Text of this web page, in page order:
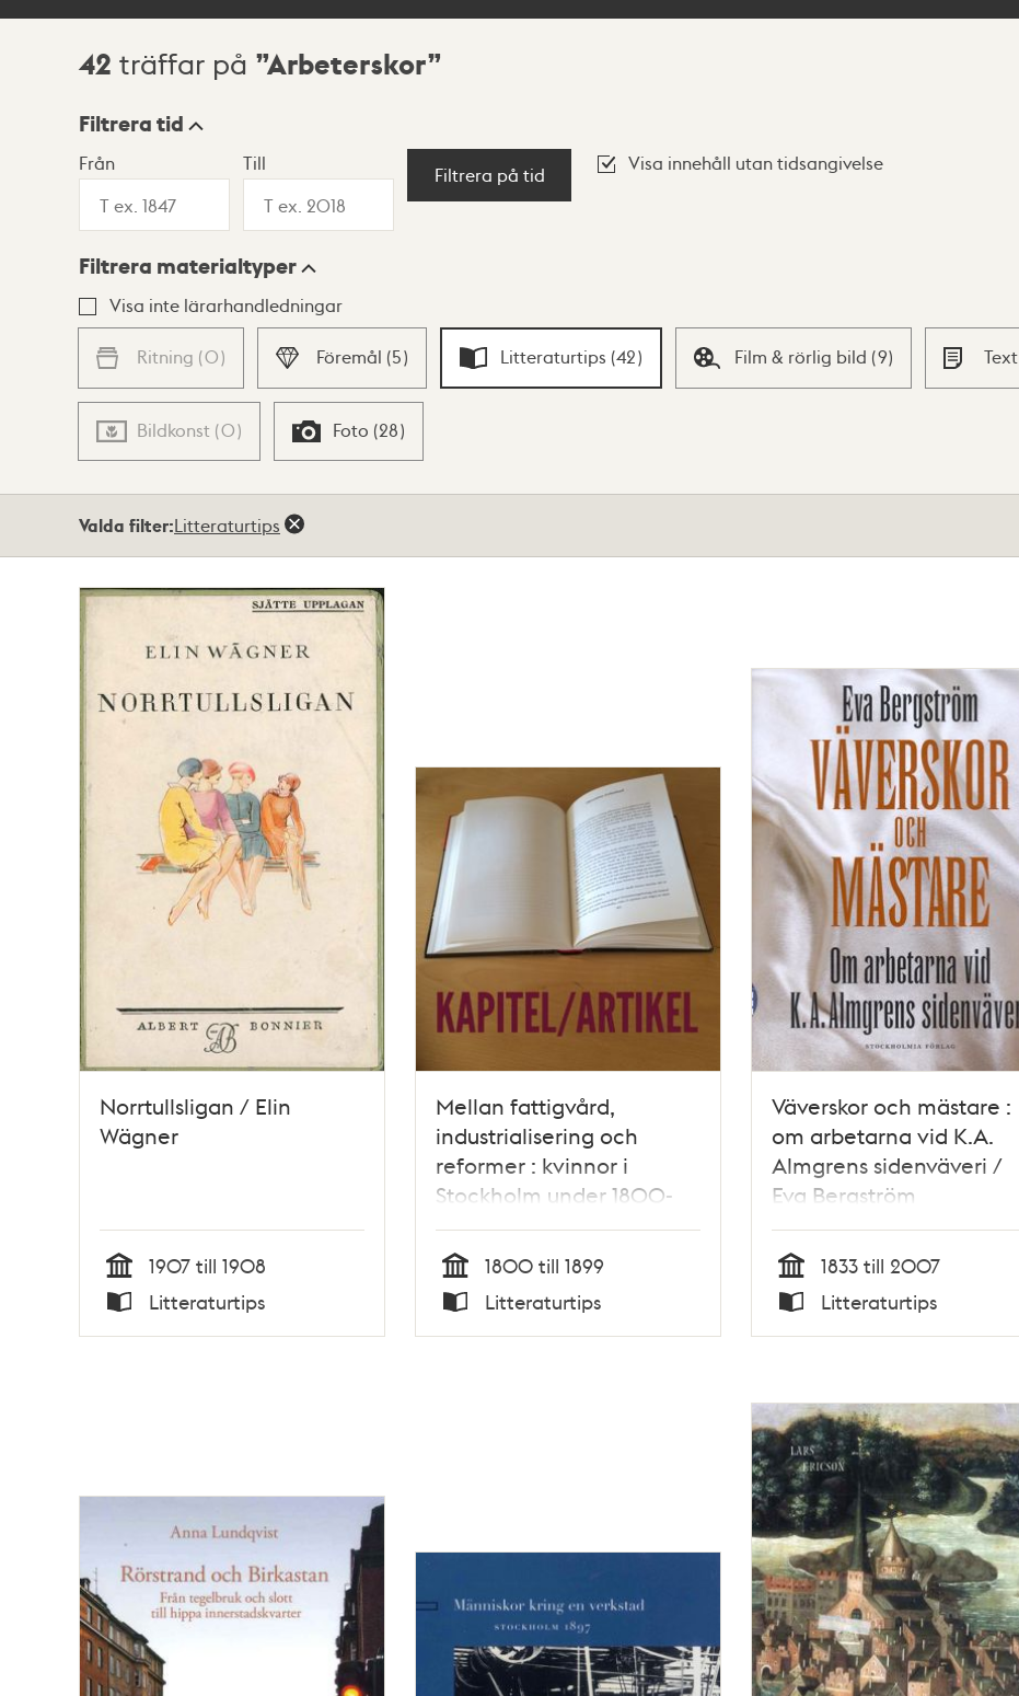
Sökresultat
42 träffar på Arbeterskor
Visningsläge
Lista Karta
Filtrera tid
Från Till
Filtrera på tid
Visa innehåll utan tidsangivelse
Filtrera materialtyper
Visa inte lärarhandledningar
Ritning (0) Föremål (5) Litteraturtips (42) Film & rörlig bild (9) Text
Bildkonst (0) Foto (28)
Valda filter:Litteraturtips
Norrtullsligan / Elin
Wägner
Tid
1907 till 1908
Typ
Litteraturtips
Mellan fattigvård,
industrialisering och
reformer : kvinnor i
Stockholm under 1800-
talet / Marion Hartwig
Tid
1800 till 1899
Typ
Litteraturtips
Väverskor och mästare :
om arbetarna vid K.A.
Almgrens sidenväveri /
Eva Bergström
Tid
1833 till 2007
Typ
Litteraturtips